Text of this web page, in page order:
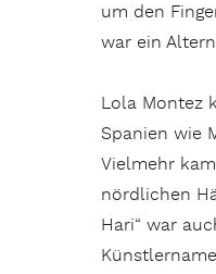
um den
war ein
Lola Montez
Spanien wie
Vielmehr
nördlichen
Hari“ war